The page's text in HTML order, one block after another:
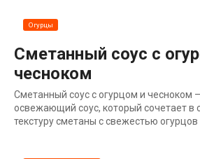
Огурцы
Сметанный соус с
чесноком
Сметанный соус с огурцом и чесноком
освежающий соус, который сочетает в
текстуру сметаны с свежестью